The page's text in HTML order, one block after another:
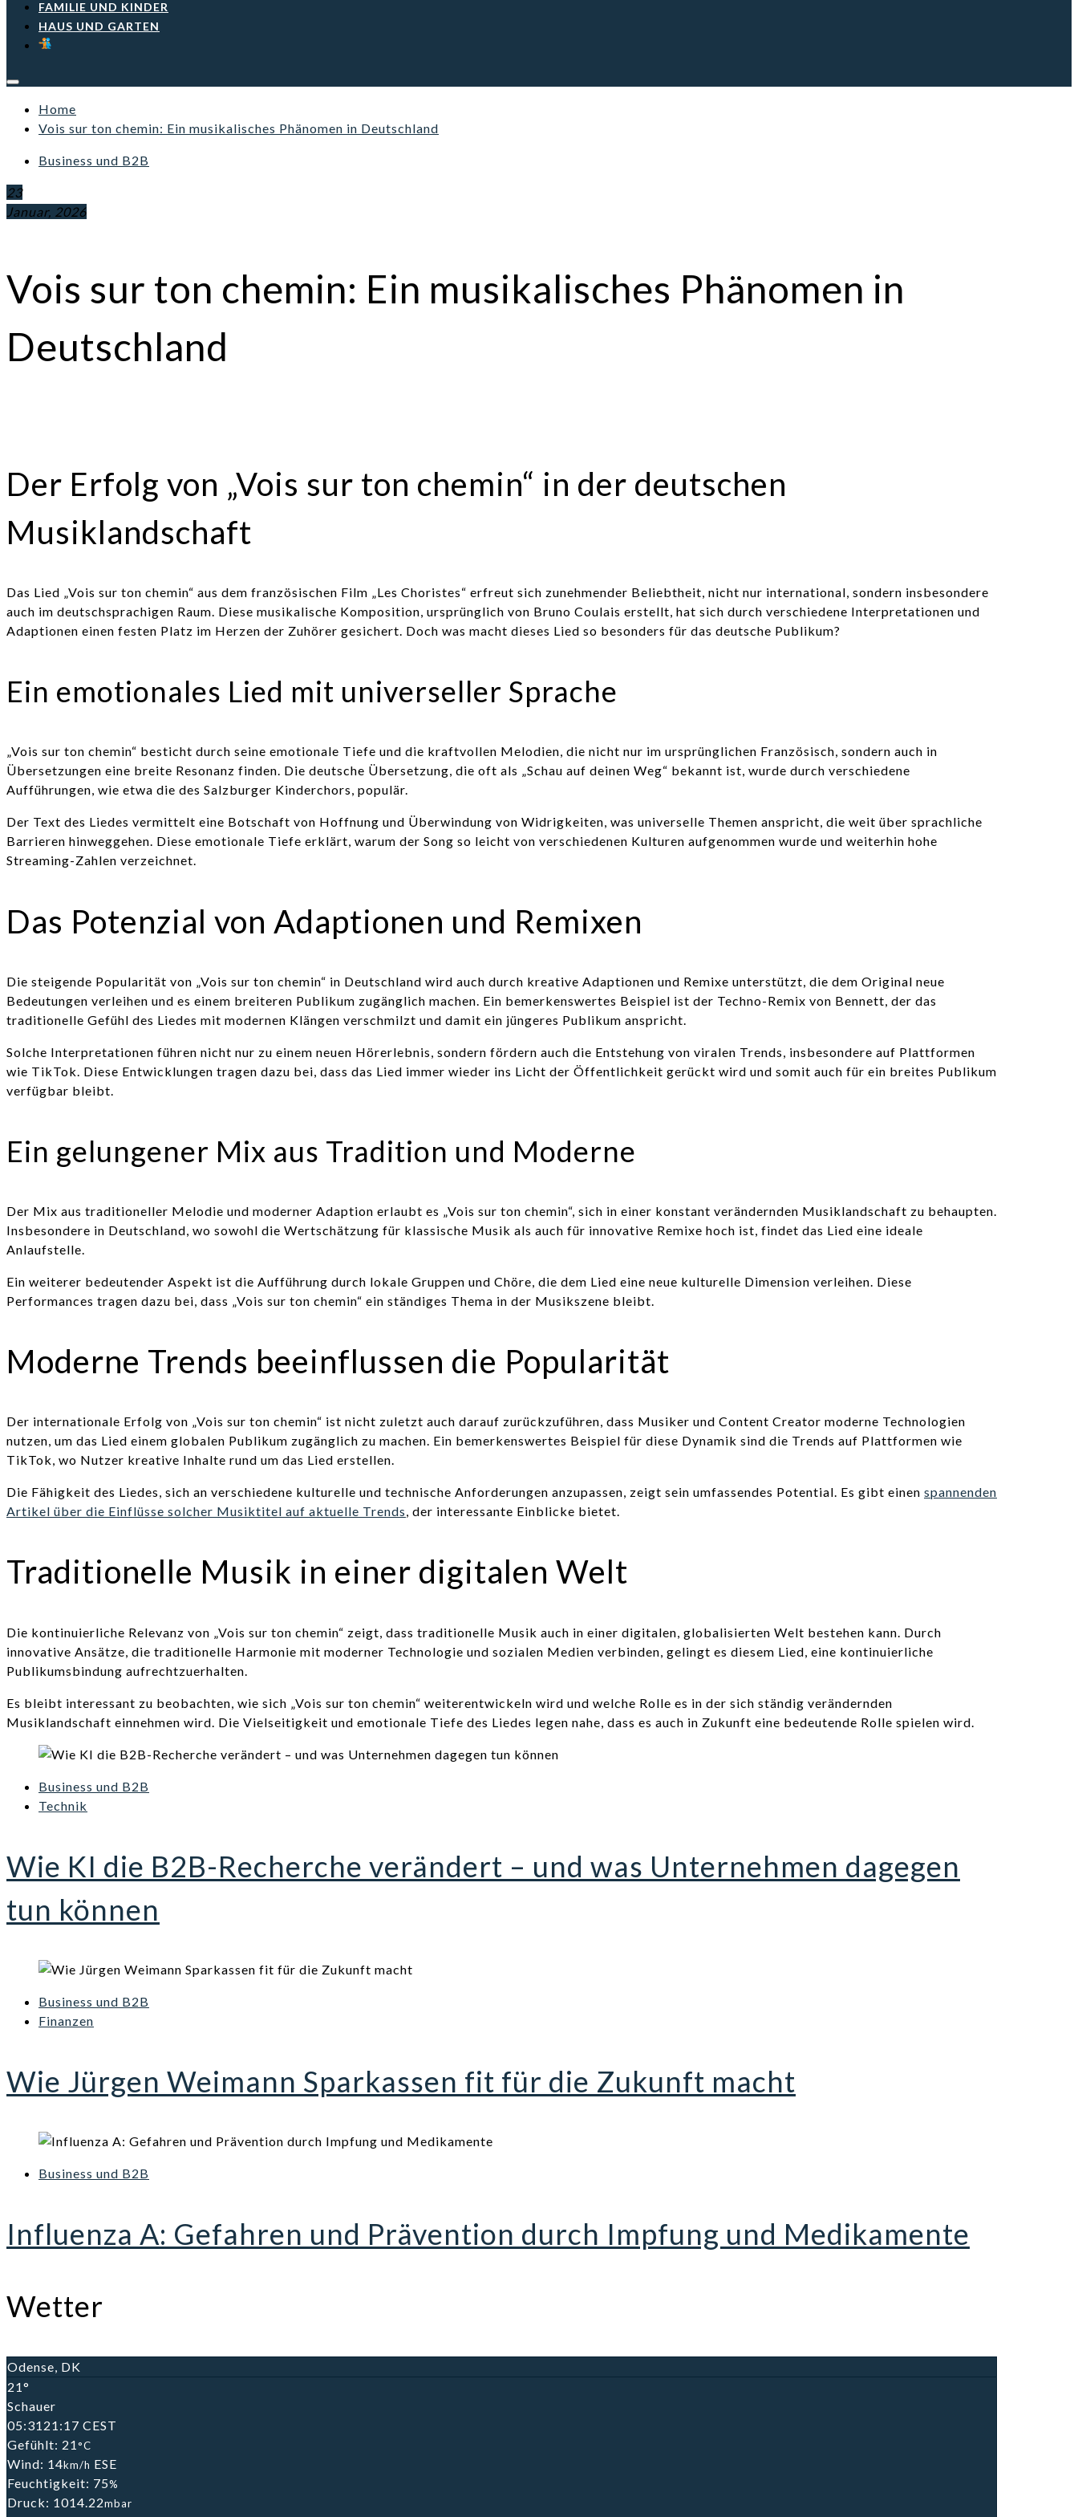
FAMILIE UND KINDER
HAUS UND GARTEN
Home
Vois sur ton chemin: Ein musikalisches Phänomen in Deutschland
Business und B2B
23
Januar, 2026
Vois sur ton chemin: Ein musikalisches Phänomen in
Deutschland
Der Erfolg von „Vois sur ton chemin“ in der deutschen
Musiklandschaft
Das Lied „Vois sur ton chemin“ aus dem französischen Film „Les Choristes“ erfreut sich zunehmender Beliebtheit, nicht nur international, sondern insbesondere
auch im deutschsprachigen Raum. Diese musikalische Komposition, ursprünglich von Bruno Coulais erstellt, hat sich durch verschiedene Interpretationen und
Adaptionen einen festen Platz im Herzen der Zuhörer gesichert. Doch was macht dieses Lied so besonders für das deutsche Publikum?
Ein emotionales Lied mit universeller Sprache
„Vois sur ton chemin“ besticht durch seine emotionale Tiefe und die kraftvollen Melodien, die nicht nur im ursprünglichen Französisch, sondern auch in
Übersetzungen eine breite Resonanz finden. Die deutsche Übersetzung, die oft als „Schau auf deinen Weg“ bekannt ist, wurde durch verschiedene
Aufführungen, wie etwa die des Salzburger Kinderchors, populär.
Der Text des Liedes vermittelt eine Botschaft von Hoffnung und Überwindung von Widrigkeiten, was universelle Themen anspricht, die weit über sprachliche
Barrieren hinweggehen. Diese emotionale Tiefe erklärt, warum der Song so leicht von verschiedenen Kulturen aufgenommen wurde und weiterhin hohe
Streaming-Zahlen verzeichnet.
Das Potenzial von Adaptionen und Remixen
Die steigende Popularität von „Vois sur ton chemin“ in Deutschland wird auch durch kreative Adaptionen und Remixe unterstützt, die dem Original neue
Bedeutungen verleihen und es einem breiteren Publikum zugänglich machen. Ein bemerkenswertes Beispiel ist der Techno-Remix von Bennett, der das
traditionelle Gefühl des Liedes mit modernen Klängen verschmilzt und damit ein jüngeres Publikum anspricht.
Solche Interpretationen führen nicht nur zu einem neuen Hörerlebnis, sondern fördern auch die Entstehung von viralen Trends, insbesondere auf Plattformen
wie TikTok. Diese Entwicklungen tragen dazu bei, dass das Lied immer wieder ins Licht der Öffentlichkeit gerückt wird und somit auch für ein breites Publikum
verfügbar bleibt.
Ein gelungener Mix aus Tradition und Moderne
Der Mix aus traditioneller Melodie und moderner Adaption erlaubt es „Vois sur ton chemin“, sich in einer konstant verändernden Musiklandschaft zu behaupten.
Insbesondere in Deutschland, wo sowohl die Wertschätzung für klassische Musik als auch für innovative Remixe hoch ist, findet das Lied eine ideale
Anlaufstelle.
Ein weiterer bedeutender Aspekt ist die Aufführung durch lokale Gruppen und Chöre, die dem Lied eine neue kulturelle Dimension verleihen. Diese
Performances tragen dazu bei, dass „Vois sur ton chemin“ ein ständiges Thema in der Musikszene bleibt.
Moderne Trends beeinflussen die Popularität
Der internationale Erfolg von „Vois sur ton chemin“ ist nicht zuletzt auch darauf zurückzuführen, dass Musiker und Content Creator moderne Technologien
nutzen, um das Lied einem globalen Publikum zugänglich zu machen. Ein bemerkenswertes Beispiel für diese Dynamik sind die Trends auf Plattformen wie
TikTok, wo Nutzer kreative Inhalte rund um das Lied erstellen.
Die Fähigkeit des Liedes, sich an verschiedene kulturelle und technische Anforderungen anzupassen, zeigt sein umfassendes Potential. Es gibt einen spannenden
Artikel über die Einflüsse solcher Musiktitel auf aktuelle Trends, der interessante Einblicke bietet.
Traditionelle Musik in einer digitalen Welt
Die kontinuierliche Relevanz von „Vois sur ton chemin“ zeigt, dass traditionelle Musik auch in einer digitalen, globalisierten Welt bestehen kann. Durch
innovative Ansätze, die traditionelle Harmonie mit moderner Technologie und sozialen Medien verbinden, gelingt es diesem Lied, eine kontinuierliche
Publikumsbindung aufrechtzuerhalten.
Es bleibt interessant zu beobachten, wie sich „Vois sur ton chemin“ weiterentwickeln wird und welche Rolle es in der sich ständig verändernden
Musiklandschaft einnehmen wird. Die Vielseitigkeit und emotionale Tiefe des Liedes legen nahe, dass es auch in Zukunft eine bedeutende Rolle spielen wird.
Business und B2B
Technik
Wie KI die B2B-Recherche verändert – und was Unternehmen dagegen
tun können
Business und B2B
Finanzen
Wie Jürgen Weimann Sparkassen fit für die Zukunft macht
Business und B2B
Influenza A: Gefahren und Prävention durch Impfung und Medikamente
Wetter
Odense, DK
21°
Schauer
05:31 21:17 CEST
Gefühlt: 21 °C
Wind: 14km/h ESE
Feuchtigkeit: 75%
Druck: 1014.22mbar